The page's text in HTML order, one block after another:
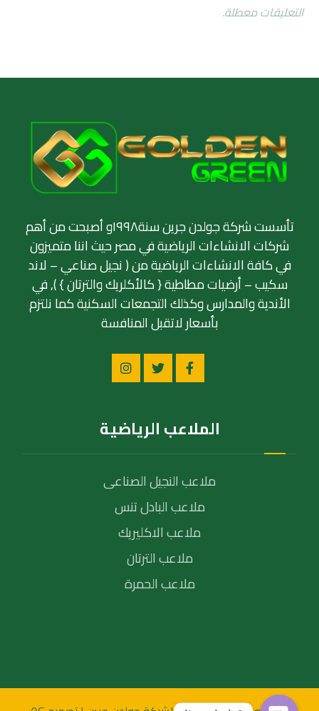
التعليقات معطلة.
تأسست شركة جولدن جرين سنة١٩٩٨و أصبحت من أهم
شركات الانشاءات الرياضية في مصر حيث اننا متميزون
في كافة الانشاءات الرياضية من ( نجيل صناعي – لاند
سكيب – أرضيات مطاطية { كالأكلريك والترتان } ), في
الأندية والمدارس وكذلك التجمعات السكنية كما نلتزم
بأسعار لاتقبل المنافسة
الملاعب الرياضية
ملاعب النجيل الصناعى
ملاعب البادل تنس
ملاعب الاكليريك
ملاعب الترتان
ملاعب الحمرة